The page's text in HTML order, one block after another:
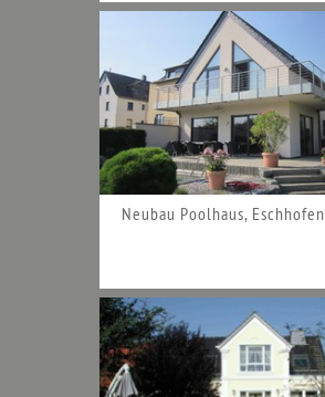
Neubau Poolhaus, Eschhofen